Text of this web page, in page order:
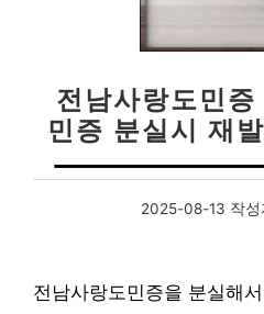
전남사랑도민
민증 분실시 재
2025-08-13 작성
전남사랑도민증을 분실해